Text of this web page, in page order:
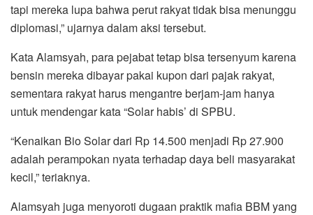
tapi mereka lupa bahwa perut rakyat tidak bisa menunggu
diplomasi,” ujarnya dalam aksi tersebut.
Kata Alamsyah, para pejabat tetap bisa tersenyum karena
bensin mereka dibayar pakai kupon dari pajak rakyat,
sementara rakyat harus mengantre berjam-jam hanya
untuk mendengar kata “Solar habis’ di SPBU.
“Kenaikan Bio Solar dari Rp 14.500 menjadi Rp 27.900
adalah perampokan nyata terhadap daya beli masyarakat
kecil,” teriaknya.
Alamsyah juga menyoroti dugaan praktik mafia BBM yang